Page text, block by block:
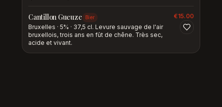
Cantillon Gueuze Bier
Bruxelles · 5% · 37,5 cl. Levure sauvage de l'air
bruxellois, trois ans en fût de chêne. Très sec,
acide et vivant.
€15.00